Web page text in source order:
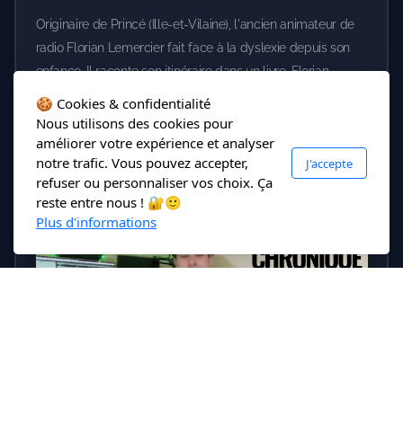
Originaire de Princé (Ille-et-Vilaine), l'ancien animateur de
radio Florian Lemercier fait face à la dyslexie depuis son
enfance. Il raconte son itinéraire dans un livre. Florian
Lemercier a fêté ses 27 ans le 30 novembre dernier. Son
anniversaire coïncidait avec la sortie de son premier livre.
Voir l'article →
🍪 Cookies & confidentialité
Nous utilisons des cookies pour
améliorer votre expérience et analyser
notre trafic. Vous pouvez accepter,
refuser ou personnaliser vos choix. Ça
reste entre nous ! 🔐🙂
Plus d'informations
J'accepte